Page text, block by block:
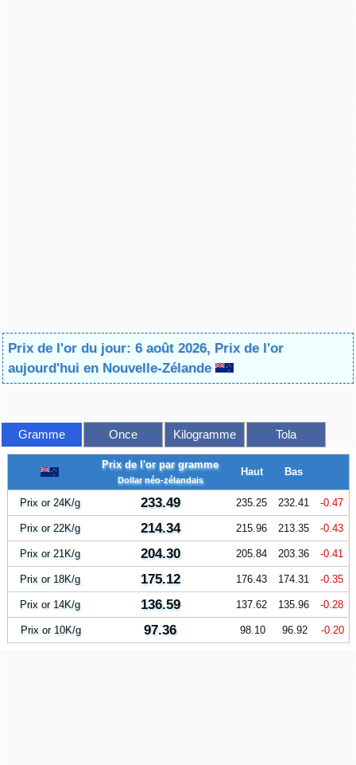
Prix de l'or du jour: 6 août 2026, Prix de l'or
aujourd'hui en Nouvelle-Zélande
Gramme Once Kilogramme Tola
Prix de l'or par gramme
Dollar néo-zélandais
Haut Bas
Prix or 24K/g 233.49 235.25 232.41 -0.47
Prix or 22K/g 214.34 215.96 213.35 -0.43
Prix or 21K/g 204.30 205.84 203.36 -0.41
Prix or 18K/g 175.12 176.43 174.31 -0.35
Prix or 14K/g 136.59 137.62 135.96 -0.28
Prix or 10K/g 97.36 98.10 96.92 -0.20